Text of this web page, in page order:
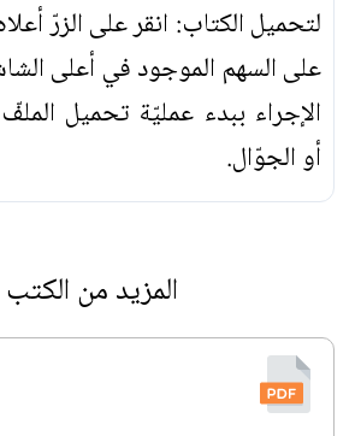
لتحميل الكتاب: انقر على الزرّ
على السهم الموجود في أعلى
الإجراء ببدء عمليّة تحميل
أو الجوّال.
المزيد من الكتب